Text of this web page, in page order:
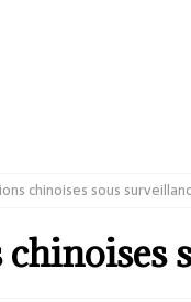
chinoises sous